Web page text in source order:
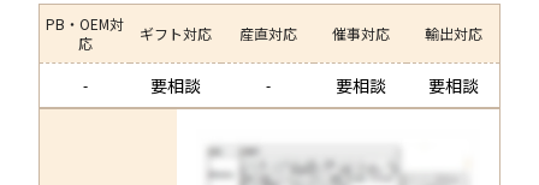
PB・OEM対
応
ギフト対応 産直対応 催事対応 輸出対応
- 要相談 - 要相談 要相談